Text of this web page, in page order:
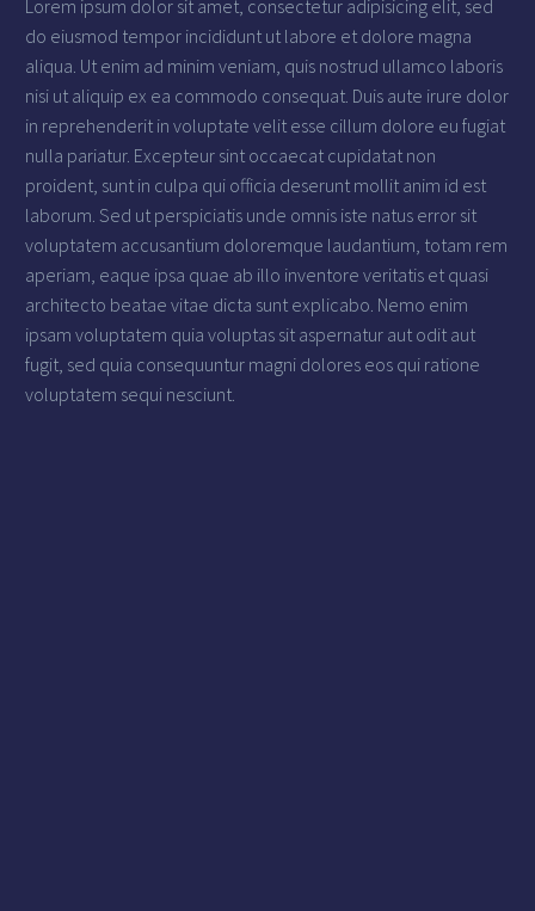
Lorem ipsum dolor sit amet, consectetur adipisicing elit, sed
do eiusmod tempor incididunt ut labore et dolore magna
aliqua. Ut enim ad minim veniam, quis nostrud ullamco laboris
nisi ut aliquip ex ea commodo consequat. Duis aute irure dolor
in reprehenderit in voluptate velit esse cillum dolore eu fugiat
nulla pariatur. Excepteur sint occaecat cupidatat non
proident, sunt in culpa qui officia deserunt mollit anim id est
laborum. Sed ut perspiciatis unde omnis iste natus error sit
voluptatem accusantium doloremque laudantium, totam rem
aperiam, eaque ipsa quae ab illo inventore veritatis et quasi
architecto beatae vitae dicta sunt explicabo. Nemo enim
ipsam voluptatem quia voluptas sit aspernatur aut odit aut
fugit, sed quia consequuntur magni dolores eos qui ratione
voluptatem sequi nesciunt.